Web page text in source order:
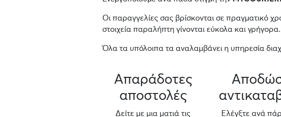
Οι παραγγελίες σας βρίσκονται σε πραγματικό
στοιχεία παραλήπτη γίνονται εύκολα και γρήγορα.
Όλα τα υπόλοιπα τα αναλαμβάνει η υπηρεσία
Απαράδοτες
αποστολές
Δείτε με μια ματιά τις
Ελέγξτε ανά